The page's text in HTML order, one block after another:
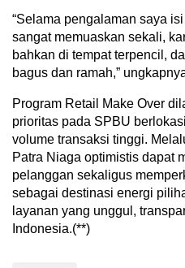
“Selama pengalaman saya
sangat memuaskan sekali,
bahkan di tempat terpencil,
bagus dan ramah,”
Program Retail Make Over
prioritas pada SPBU
volume transaksi tinggi.
Patra Niaga optimistis dapat
pelanggan sekaligus
sebagai destinasi energi
layanan yang unggul,
Indonesia.(**)